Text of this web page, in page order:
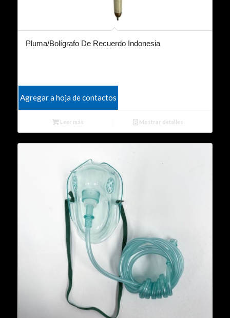
Pluma/Bolígrafo De Recuerdo Indonesia
Agregar a hoja de contactos
Leer más Mostrar detalles